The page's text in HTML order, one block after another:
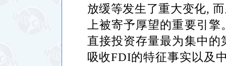
放缓等发生了重大变化,
上被寄予厚望的重要引
直接投资存量最为集中
吸收FDI的特征事实以及